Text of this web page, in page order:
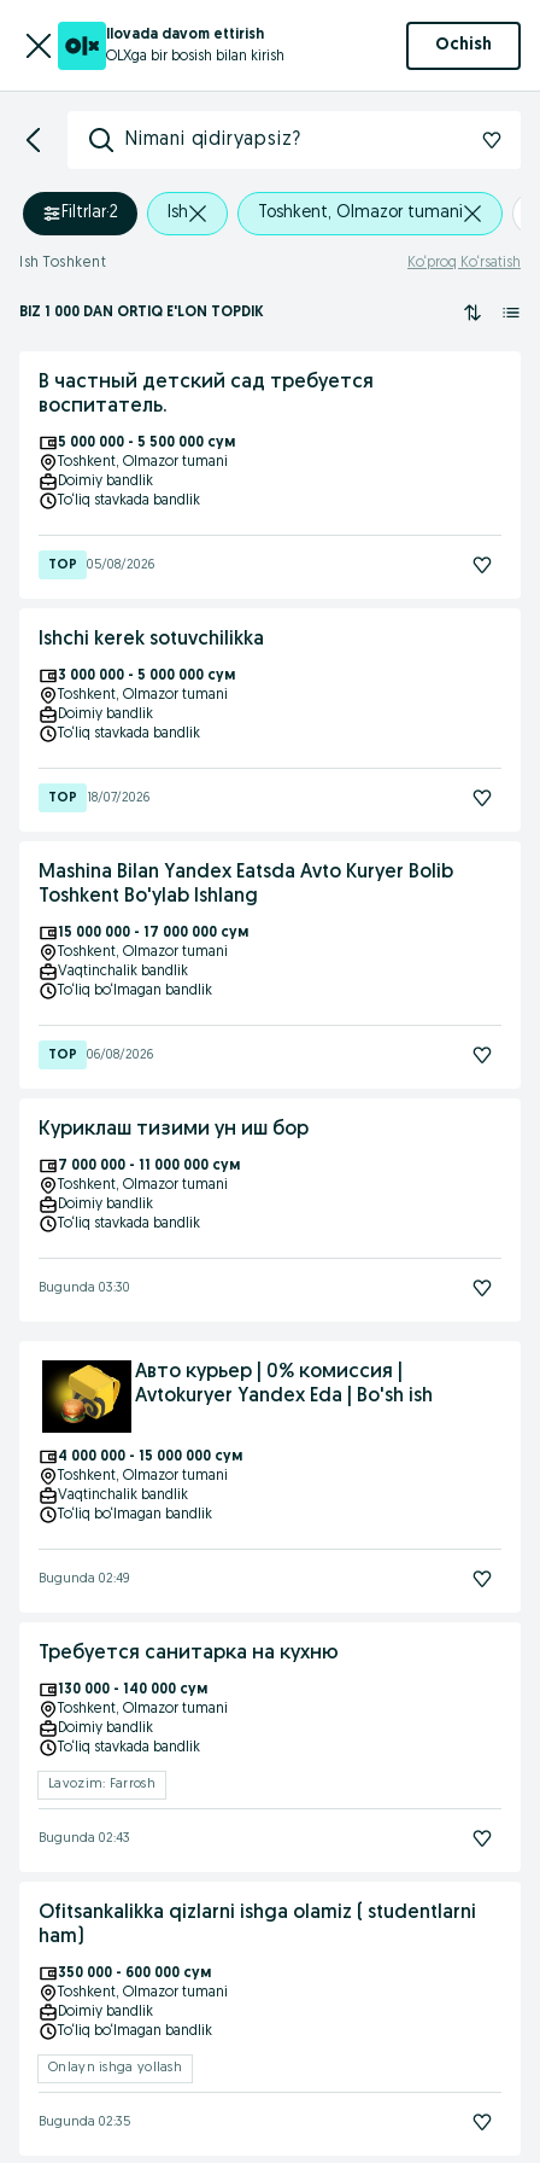
Ilovada davom ettirish
OLXga bir bosish bilan kirish
Ochish
Nimani qidiryapsiz?
Filtrlar·2 Ish Toshkent, Olmazor tumani
Ish Toshkent Ko‘proq Ko‘rsatish
BIZ 1 000 DAN ORTIQ E'LON TOPDIK
В частный детский сад требуется
воспитатель.
5 000 000 - 5 500 000 сум
Toshkent, Olmazor tumani
Doimiy bandlik
To‘liq stavkada bandlik
05/08/2026
Ishchi kerek sotuvchilikka
3 000 000 - 5 000 000 сум
Toshkent, Olmazor tumani
Doimiy bandlik
To‘liq stavkada bandlik
18/07/2026
Mashina Bilan Yandex Eatsda Avto Kuryer Bolib
Toshkent Bo'ylab Ishlang
15 000 000 - 17 000 000 сум
Toshkent, Olmazor tumani
Vaqtinchalik bandlik
To‘liq bo‘lmagan bandlik
06/08/2026
Куриклаш тизими ун иш бор
7 000 000 - 11 000 000 сум
Toshkent, Olmazor tumani
Doimiy bandlik
To‘liq stavkada bandlik
Bugunda 03:30
Авто курьер | 0% комиссия |
Avtokuryer Yandex Eda | Bo'sh ish
4 000 000 - 15 000 000 сум
Toshkent, Olmazor tumani
Vaqtinchalik bandlik
To‘liq bo‘lmagan bandlik
Bugunda 02:49
Требуется санитарка на кухню
130 000 - 140 000 сум
Toshkent, Olmazor tumani
Doimiy bandlik
To‘liq stavkada bandlik
Lavozim: Farrosh
Bugunda 02:43
Ofitsankalikka qizlarni ishga olamiz ( studentlarni
ham)
350 000 - 600 000 сум
Toshkent, Olmazor tumani
Doimiy bandlik
To‘liq bo‘lmagan bandlik
Onlayn ishga yollash
Bugunda 02:35